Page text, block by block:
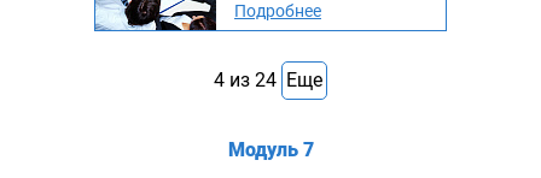
Подробнее
4 из 24 Еще
Модуль 7